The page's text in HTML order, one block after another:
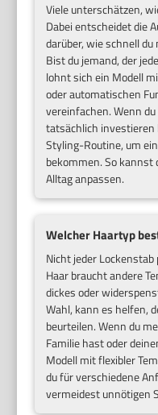
Viele unterschätzen,
Dabei entscheidet die
darüber, wie schnell
Bist du jemand, der
lohnt sich ein Modell
oder automatischen
vereinfachen. Wenn
tatsächlich
Styling-Routine, um
bekommen. So kannst
Alltag anpassen.
Welcher Haartyp
Nicht jeder
Haar braucht andere
dickes oder
Wahl, kann es helfen,
beurteilen. Wenn du
Familie hast oder
Modell mit flexibler
du für verschiedene
vermeidest unnötigen